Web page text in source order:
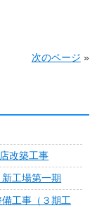
次のページ »
改築工事
工場第一期
工事（３期工